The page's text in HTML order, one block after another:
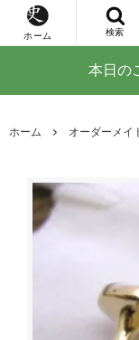
ホーム 検索
本日の
ホーム オーダーメイ